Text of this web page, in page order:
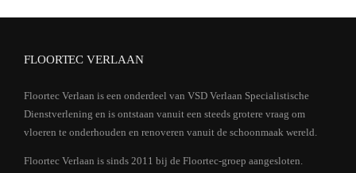
FLOORTEC VERLAAN
Floortec Verlaan is een onderdeel van VSD Verlaan Specialistische
Dienstverlening en is ontstaan vanuit een steeds grotere vraag om
vloeren te onderhouden en renoveren vanuit de schoonmaak wereld.
Floortec Verlaan is sinds 2011 bij de Floortec-groep aangesloten.